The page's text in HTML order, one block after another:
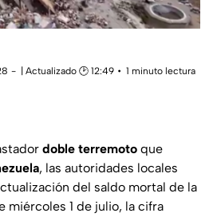
| Actualizado 🕑 12:49
1 minuto lectura
doble terremoto que
, las autoridades locales
del saldo mortal de la
miércoles 1 de julio, la cifra